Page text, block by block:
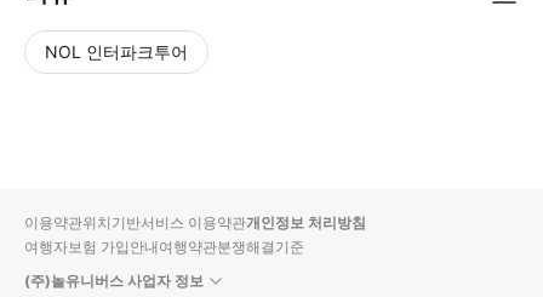
NOL 인터파크투어
입니
다.
순
상
이용약관위치기반서비스 이용약관개인정보 처리방침
여행자보험 가입안내여행약관분쟁해결기준
(주)놀유니버스 사업자 정보